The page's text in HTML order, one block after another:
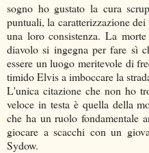
sogno ho gustato la cura
puntuali, la caratterizzazione
una loro consistenza. La
diavolo si ingegna per fare sì
essere un luogo meritevole di
timido Elvis a imboccare la
L'unica citazione che non ho
veloce in testa è quella della
che ha un ruolo fondamentale
giocare a scacchi con un
Sydow.